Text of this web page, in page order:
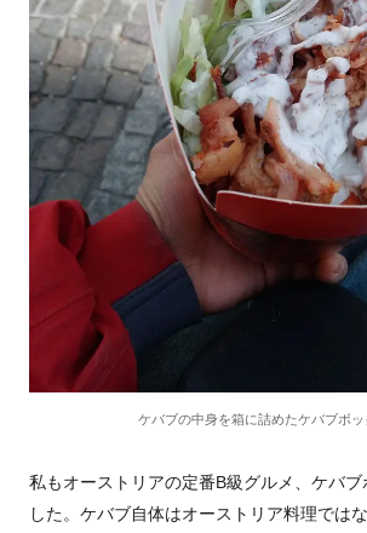
ケバブの中身を箱に詰めたケバブボッ
私もオーストリアの定番B級グルメ、ケバブ
した。ケバブ自体はオーストリア料理では